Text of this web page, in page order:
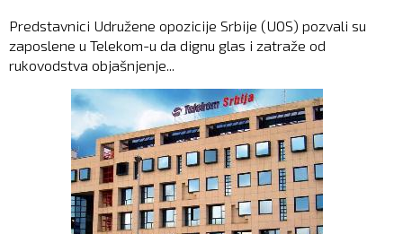
Predstavnici Udružene opozicije Srbije (UOS) pozvali su
zaposlene u Telekom-u da dignu glas i zatraže od
rukovodstva objašnjenje...